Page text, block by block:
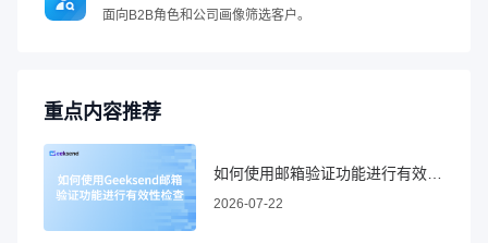
面向B2B角色和公司画像筛选客户。
重点内容推荐
2026-07-22